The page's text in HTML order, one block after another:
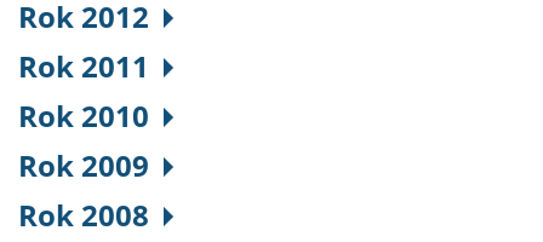
Rok 2012
Rok 2011
Rok 2010
Rok 2009
Rok 2008